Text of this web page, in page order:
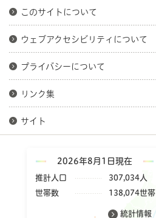
このサイトについて
ウェブアクセシビリティについて
プライバシーについて
リンク集
サイト
2026年8月1日現在
推計人口
307,034人
世帯数
138,074世帯
統計情報